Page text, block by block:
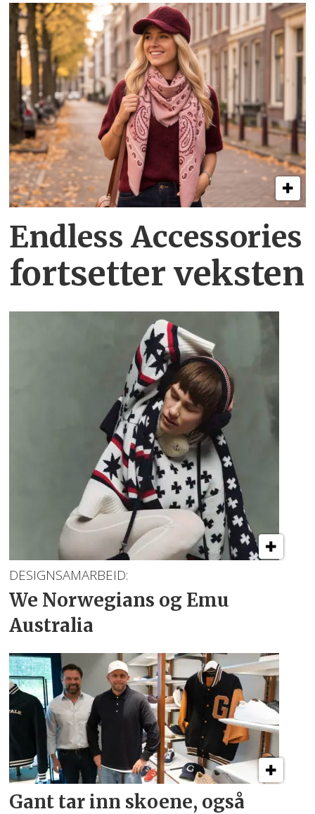
Endless Accessories
fortsetter veksten
DESIGNSAMARBEID:
We Norwegians og Emu
Australia
Gant tar inn skoene, også